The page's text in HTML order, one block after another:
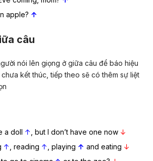
apple? ↑
câu
nói lên giọng ở giữa câu để báo hiệu
kết thúc, tiếp theo sẽ có thêm sự liệt
a doll ↑ , but I don’t have one now ↓
↑ , reading ↑ , playing ↑ and eating ↓